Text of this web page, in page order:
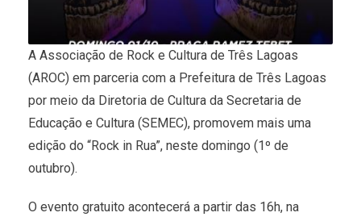
A Associação de Rock e Cultura de Três Lagoas
(AROC) em parceria com a Prefeitura de Três Lagoas
por meio da Diretoria de Cultura da Secretaria de
Educação e Cultura (SEMEC), promovem mais uma
edição do “Rock in Rua”, neste domingo (1º de
outubro).
O evento gratuito acontecerá a partir das 16h, na